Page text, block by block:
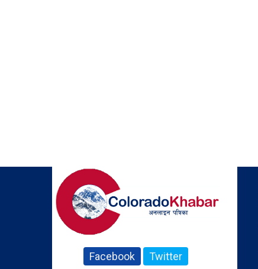
Facebook Twitter